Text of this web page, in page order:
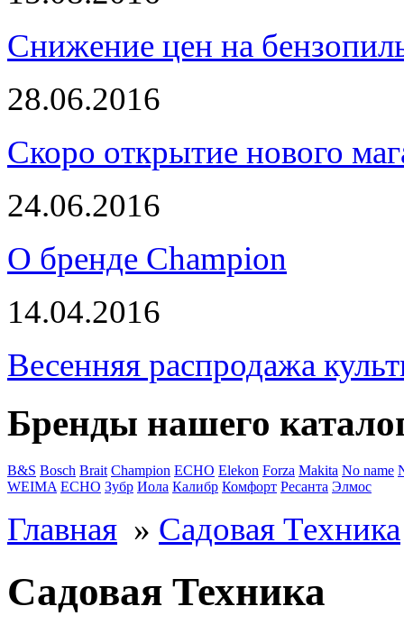
Снижение цен на
28.06.2016
Скоро открытие нового
24.06.2016
О бренде Champion
14.04.2016
Весенняя распродажа
Бренды нашего
B&S Bosch Brait Champion ECHO Elekon Forza Makita No name
WEIMA ЕСНО Зубр Иола Калибр Комфорт Ресанта Элмос
Главная » Садовая Техника
Садовая Техника